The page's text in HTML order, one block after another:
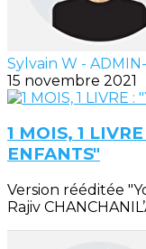
Sylvain W -
15 novembre 2021
1 MOIS, 1
ENFANTS"
Version rééditée
Rajiv